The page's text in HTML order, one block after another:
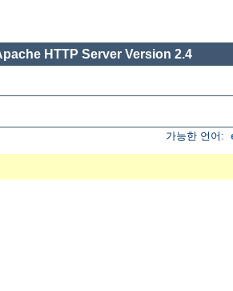
HTTP Server Version 2.4
가능한 언어: